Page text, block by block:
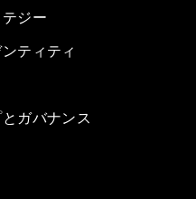
ジー
ティティ
ガバナンス